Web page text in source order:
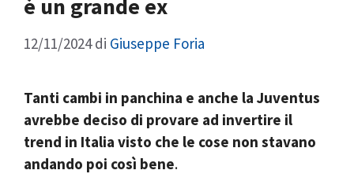
è un grande ex
12/11/2024 di Giuseppe Foria
Tanti cambi in panchina e anche la Juventus
avrebbe deciso di provare ad invertire il
trend in Italia visto che le cose non stavano
andando poi così bene.